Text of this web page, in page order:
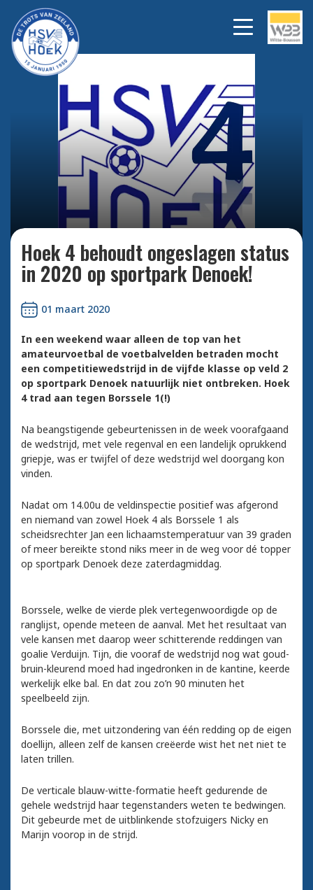
Bekijk alle foto's
Hoek 4 behoudt ongeslagen status
in 2020 op sportpark Denoek!
01 maart 2020
In een weekend waar alleen de top van het
amateurvoetbal de voetbalvelden betraden mocht
een competitiewedstrijd in de vijfde klasse op veld 2
op sportpark Denoek natuurlijk niet ontbreken. Hoek
4 trad aan tegen Borssele 1(!)
Na beangstigende gebeurtenissen in de week voorafgaand
de wedstrijd, met vele regenval en een landelijk oprukkend
griepje, was er twijfel of deze wedstrijd wel doorgang kon
vinden.
Nadat om 14.00u de veldinspectie positief was afgerond
en niemand van zowel Hoek 4 als Borssele 1 als
scheidsrechter Jan een lichaamstemperatuur van 39 graden
of meer bereikte stond niks meer in de weg voor dé topper
op sportpark Denoek deze zaterdagmiddag.
Borssele, welke de vierde plek vertegenwoordigde op de
ranglijst, opende meteen de aanval. Met het resultaat van
vele kansen met daarop weer schitterende reddingen van
goalie Verduijn. Tijn, die vooraf de wedstrijd nog wat goud-
bruin-kleurend moed had ingedronken in de kantine, keerde
werkelijk elke bal. En dat zou zo’n 90 minuten het
speelbeeld zijn.
Borssele die, met uitzondering van één redding op de eigen
doellijn, alleen zelf de kansen creëerde wist het net niet te
laten trillen.
De verticale blauw-witte-formatie heeft gedurende de
gehele wedstrijd haar tegenstanders weten te bedwingen.
Dit gebeurde met de uitblinkende stofzuigers Nicky en
Marijn voorop in de strijd.